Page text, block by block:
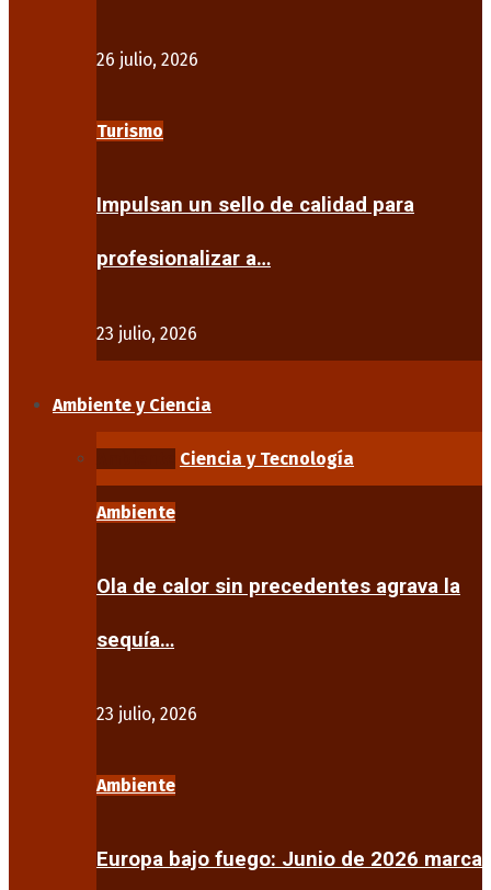
26 julio, 2026
Turismo
Impulsan un sello de calidad para
profesionalizar a…
23 julio, 2026
Ambiente y Ciencia
Ciencia y Tecnología
Ambiente
Ola de calor sin precedentes agrava la
sequía…
23 julio, 2026
Ambiente
Europa bajo fuego: Junio de 2026 marca